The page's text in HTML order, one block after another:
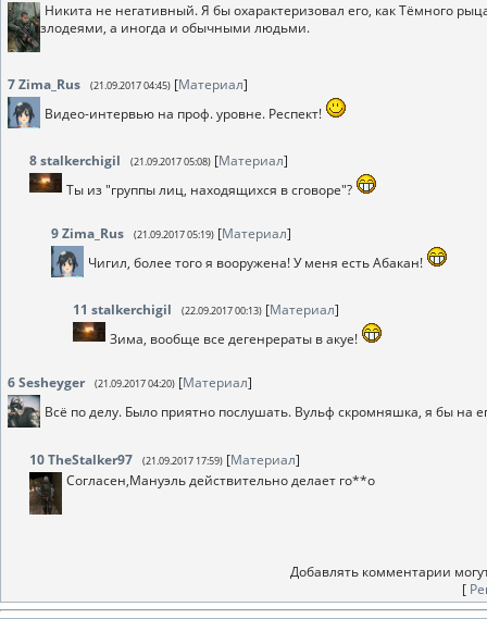
Никита не негативный. Я бы охарактеризовал его, как Тёмного
злодеями, а иногда и обычными людьми.
7Zima_Rus (21.09.2017 04:45) [Материал]
Видео-интервью на проф. уровне. Респект!
8stalkerchigil (21.09.2017 05:08) [Материал]
Ты из "группы лиц, находящихся в сговоре"?
9Zima_Rus (21.09.2017 05:19) [Материал]
Чигил, более того я вооружена! У меня есть Абакан!
11 stalkerchigil (22.09.2017 00:13) [Материал]
Зима, вообще все дегенрераты в акуе!
6Sesheyger (21.09.2017 04:20) [Материал]
Всё по делу. Было приятно послушать. Вульф скромняшка, я бы на
10TheStalker97 (21.09.2017 17:59) [Материал]
Согласен,Мануэль действительно делает го**о
Добавлять комментарии
[